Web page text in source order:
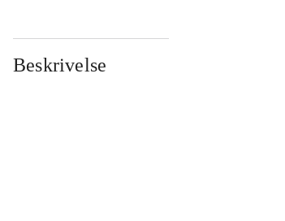
Beskrivelse